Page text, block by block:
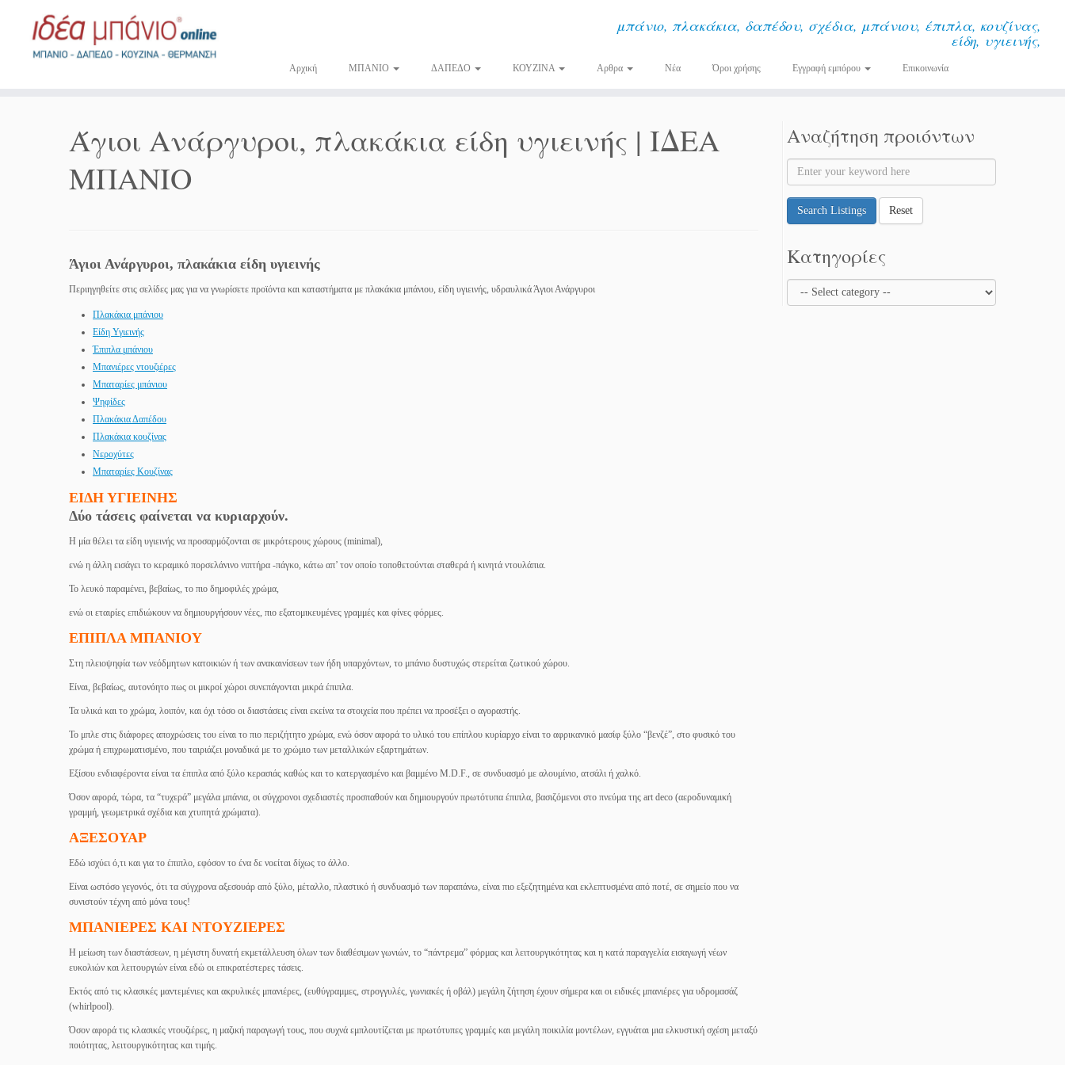
περιεχόμενο
μπάνιο, πλακάκια, δαπέδου, σχέδια, μπάνιου, έπιπλα, κουζίνας,
είδη, υγιεινής,
Αρχική ΜΠΑΝΙΟ ΔΑΠΕΔΟ ΚΟΥΖΙΝΑ Αρθρα Νέα Όροι χρήσης Εγγραφή εμπόρου Επικοινωνία
Άγιοι Ανάργυροι, πλακάκια είδη υγιεινής | ΙΔΕΑ
ΜΠΑΝΙΟ
Άγιοι Ανάργυροι, πλακάκια είδη υγιεινής
Περιηγηθείτε στις σελίδες μας για να γνωρίσετε προϊόντα και καταστήματα με πλακάκια μπάνιου, είδη υγιεινής, υδραυλικά Άγιοι Ανάργυροι
Πλακάκια μπάνιου
Είδη Υγιεινής
Έπιπλα μπάνιου
Μπανιέρες ντουζιέρες
Μπαταρίες μπάνιου
Ψηφίδες
Πλακάκια Δαπέδου
Πλακάκια κουζίνας
Νεροχύτες
Μπαταρίες Κουζίνας
ΕΙΔΗ ΥΓΙΕΙΝΗΣ
Δύο τάσεις φαίνεται να κυριαρχούν.
Η μία θέλει τα είδη υγιεινής να προσαρμόζονται σε μικρότερους χώρους (minimal),
ενώ η άλλη εισάγει το κεραμικό πορσελάνινο νιπτήρα -πάγκο, κάτω απ’ τον οποίο τοποθετούνται σταθερά ή κινητά ντουλάπια.
Το λευκό παραμένει, βεβαίως, το πιο δημοφιλές χρώμα,
ενώ οι εταιρίες επιδιώκουν να δημιουργήσουν νέες, πιο εξατομικευμένες γραμμές και φίνες φόρμες.
ΕΠΙΠΛΑ ΜΠΑΝΙΟΥ
Στη πλειοψηφία των νεόδμητων κατοικιών ή των ανακαινίσεων των ήδη υπαρχόντων, το μπάνιο δυστυχώς στερείται ζωτικού χώρου.
Είναι, βεβαίως, αυτονόητο πως οι μικροί χώροι συνεπάγονται μικρά έπιπλα.
Τα υλικά και το χρώμα, λοιπόν, και όχι τόσο οι διαστάσεις είναι εκείνα τα στοιχεία που πρέπει να προσέξει ο αγοραστής.
Το μπλε στις διάφορες αποχρώσεις του είναι το πιο περιζήτητο χρώμα, ενώ όσον αφορά το υλικό του επίπλου κυρίαρχο είναι το αφρικανικό μασίφ ξύλο “βενζέ”, στο φυσικό του
χρώμα ή επιχρωματισμένο, που ταιριάζει μοναδικά με το χρώμιο των μεταλλικών εξαρτημάτων.
Εξίσου ενδιαφέροντα είναι τα έπιπλα από ξύλο κερασιάς καθώς και το κατεργασμένο και βαμμένο M.D.F., σε συνδυασμό με αλουμίνιο, ατσάλι ή χαλκό.
Όσον αφορά, τώρα, τα “τυχερά” μεγάλα μπάνια, οι σύγχρονοι σχεδιαστές προσπαθούν και δημιουργούν πρωτότυπα έπιπλα, βασιζόμενοι στο πνεύμα της art deco (αεροδυναμική
γραμμή, γεωμετρικά σχέδια και χτυπητά χρώματα).
ΑΞΕΣΟΥΑΡ
Εδώ ισχύει ό,τι και για το έπιπλο, εφόσον το ένα δε νοείται δίχως το άλλο.
Είναι ωστόσο γεγονός, ότι τα σύγχρονα αξεσουάρ από ξύλο, μέταλλο, πλαστικό ή συνδυασμό των παραπάνω, είναι πιο εξεζητημένα και εκλεπτυσμένα από ποτέ, σε σημείο που να
συνιστούν τέχνη από μόνα τους!
ΜΠΑΝΙΕΡΕΣ ΚΑΙ ΝΤΟΥΖΙΕΡΕΣ
Η μείωση των διαστάσεων, η μέγιστη δυνατή εκμετάλλευση όλων των διαθέσιμων γωνιών, το “πάντρεμα” φόρμας και λειτουργικότητας και η κατά παραγγελία εισαγωγή νέων
ευκολιών και λειτουργιών είναι εδώ οι επικρατέστερες τάσεις.
Εκτός από τις κλασικές μαντεμένιες και ακρυλικές μπανιέρες, (ευθύγραμμες, στρογγυλές, γωνιακές ή οβάλ) μεγάλη ζήτηση έχουν σήμερα και οι ειδικές μπανιέρες για υδρομασάζ
(whirlpool).
Όσον αφορά τις κλασικές ντουζιέρες, η μαζική παραγωγή τους, που συχνά εμπλουτίζεται με πρωτότυπες γραμμές και μεγάλη ποικιλία μοντέλων, εγγυάται μια ελκυστική σχέση μεταξύ
ποιότητας, λειτουργικότητας και τιμής.
Αναζήτηση προιόντων
Search Listings Reset
Κατηγορίες